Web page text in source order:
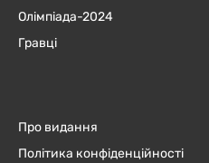
Олімпіада-2024
Гравці
Про видання
Політика конфіденційності